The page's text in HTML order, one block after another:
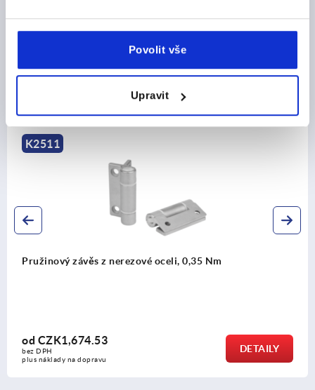
Povolit vše
Upravit
Ostatní zákazníci také zakoupili
Pružinové závěsy z oceli nebo nerezové oceli
odCZK841.98
plus náklady na dopravu